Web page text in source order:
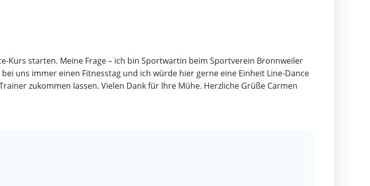
Kurs starten. Meine Frage – ich bin Sportwartin beim Sportverein Bronnweiler
uns immer einen Fitnesstag und ich würde hier gerne eine Einheit Line-Dance
zukommen lassen. Vielen Dank für Ihre Mühe. Herzliche Grüße Carmen